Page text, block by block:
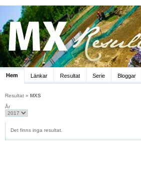
Hem Länkar Resultat Serie Bloggar
Resultat » MXS
År
Det finns inga resultat.